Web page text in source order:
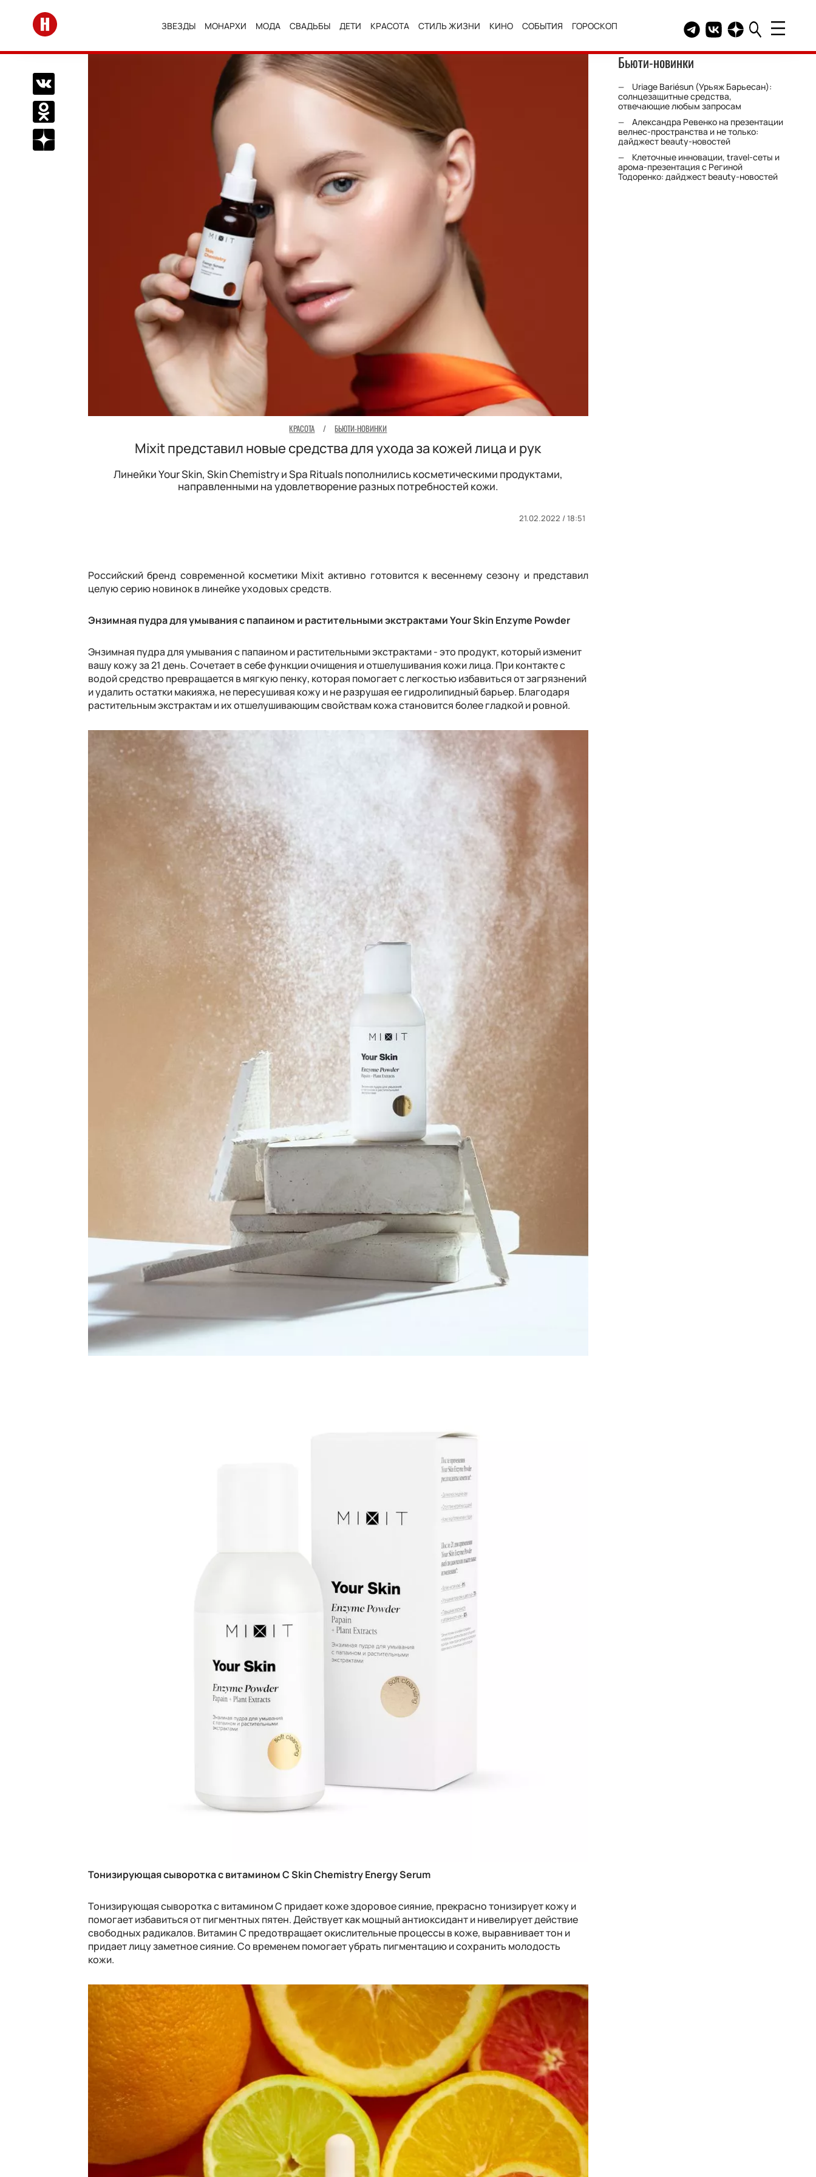
Перейти на главную
ЗВЕЗДЫ МОНАРХИ МОДА СВАДЬБЫ ДЕТИ КРАСОТА СТИЛЬ ЖИЗНИ КИНО СОБЫТИЯ ГОРОСКОП Telegram канал HELLO
Группа HELLO
Канал HELLO в
Поделиться Вконтакте
Поделиться в Одноклассниках
Подписаться на нас в Дзен
КРАСОТА / БЬЮТИ-НОВИНКИ
Mixit представил новые средства для ухода за кожей лица и рук
Линейки Your Skin, Skin Chemistry и Spa Rituals пополнились косметическими продуктами,
направленными на удовлетворение разных потребностей кожи.
21.02.2022 / 18:51
Российский бренд современной косметики Mixit активно готовится к весеннему сезону и представил
целую серию новинок в линейке уходовых средств.
Энзимная пудра для умывания с папаином и растительными экстрактами Your Skin Enzyme Powder
Энзимная пудра для умывания с папаином и растительными экстрактами - это продукт, который изменит
вашу кожу за 21 день. Сочетает в себе функции очищения и отшелушивания кожи лица. При контакте с
водой средство превращается в мягкую пенку, которая помогает с легкостью избавиться от загрязнений
и удалить остатки макияжа, не пересушивая кожу и не разрушая ее гидролипидный барьер. Благодаря
растительным экстрактам и их отшелушивающим свойствам кожа становится более гладкой и ровной.
Тонизирующая сыворотка с витамином С Skin Chemistry Energy Serum
Тонизирующая сыворотка с витамином С придает коже здоровое сияние, прекрасно тонизирует кожу и
помогает избавиться от пигментных пятен. Действует как мощный антиоксидант и нивелирует действие
свободных радикалов. Витамин С предотвращает окислительные процессы в коже, выравнивает тон и
придает лицу заметное сияние. Со временем помогает убрать пигментацию и сохранить молодость
кожи.
Бьюти-новинки
Uriage Bariésun (Урьяж Барьесан):
солнцезащитные средства,
отвечающие любым запросам
Александра Ревенко на презентации
велнес-пространства и не только:
дайджест beauty-новостей
Клеточные инновации, travel-сеты и
арома-презентация с Региной
Тодоренко: дайджест beauty-новостей